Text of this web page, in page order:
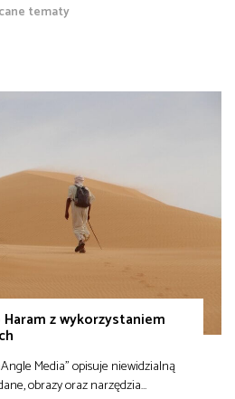
tematy
z wykorzystaniem
Media” opisuje niewidzialną
obrazy oraz narzędzia…